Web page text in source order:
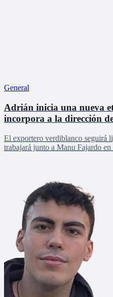
General
Adrián inicia una nueva
incorpora a la dirección
El exportero verdiblanco seguirá
trabajará junto a Manu Fajardo